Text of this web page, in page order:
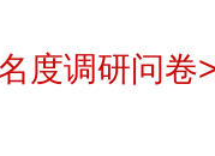
度调研问卷